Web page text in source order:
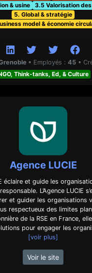
& usine
3.5 Valorisation
5. Global & stratégie
model & économie
• Employés : 45 •
Think-tanks, Ed, & Culture
Agence LUCIE
éclaire et guide les
L’Agence LUCIE
et guider les organisations
respectueux des limites
de la RSE en France,
pour engager les
[voir plus]
Voir le site